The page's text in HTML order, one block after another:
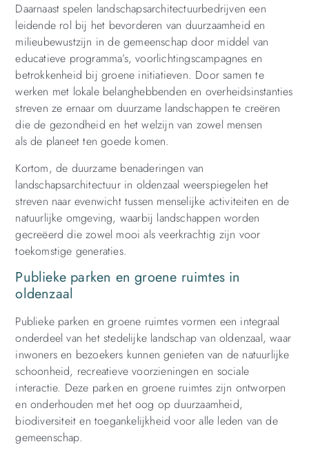
Daarnaast spelen landschapsarchitectuurbedrijven een
leidende rol bij het bevorderen van duurzaamheid en
milieubewustzijn in de gemeenschap door middel van
educatieve programma’s, voorlichtingscampagnes en
betrokkenheid bij groene initiatieven. Door samen te
werken met lokale belanghebbenden en overheidsinstanties
streven ze ernaar om duurzame landschappen te creëren
die de gezondheid en het welzijn van zowel mensen
als de planeet ten goede komen.
Kortom, de duurzame benaderingen van
landschapsarchitectuur in oldenzaal weerspiegelen het
streven naar evenwicht tussen menselijke activiteiten en de
natuurlijke omgeving, waarbij landschappen worden
gecreëerd die zowel mooi als veerkrachtig zijn voor
toekomstige generaties.
Publieke parken en groene ruimtes in
oldenzaal
Publieke parken en groene ruimtes vormen een integraal
onderdeel van het stedelijke landschap van oldenzaal, waar
inwoners en bezoekers kunnen genieten van de natuurlijke
schoonheid, recreatieve voorzieningen en sociale
interactie. Deze parken en groene ruimtes zijn ontworpen
en onderhouden met het oog op duurzaamheid,
biodiversiteit en toegankelijkheid voor alle leden van de
gemeenschap.